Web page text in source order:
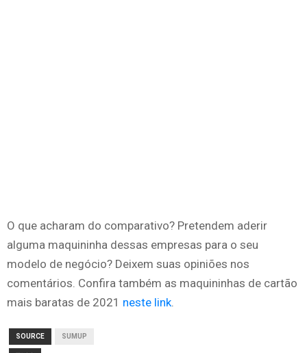
O que acharam do comparativo? Pretendem aderir
alguma maquininha dessas empresas para o seu
modelo de negócio? Deixem suas opiniões nos
comentários. Confira também as maquininhas de cartão
mais baratas de 2021 neste link.
SOURCE SUMUP